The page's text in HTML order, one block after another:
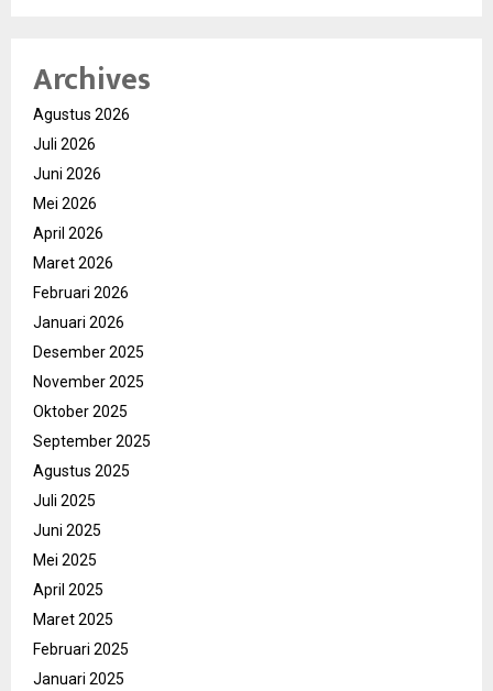
Archives
Agustus 2026
Juli 2026
Juni 2026
Mei 2026
April 2026
Maret 2026
Februari 2026
Januari 2026
Desember 2025
November 2025
Oktober 2025
September 2025
Agustus 2025
Juli 2025
Juni 2025
Mei 2025
April 2025
Maret 2025
Februari 2025
Januari 2025